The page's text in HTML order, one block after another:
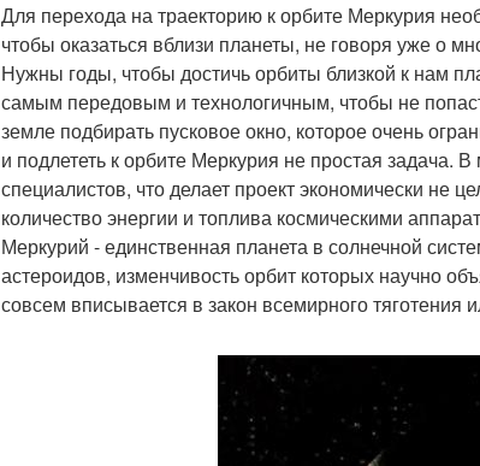
Для перехода на траекторию к орбите Меркурия
чтобы оказаться вблизи планеты, не говоря уже о
Нужны годы, чтобы достичь орбиты близкой к нам
самым передовым и технологичным, чтобы не
земле подбирать пусковое окно, которое очень
и подлететь к орбите Меркурия не простая задача.
специалистов, что делает проект экономически не
количество энергии и топлива космическими
Меркурий - единственная планета в солнечной
астероидов, изменчивость орбит которых научно
совсем вписывается в закон всемирного